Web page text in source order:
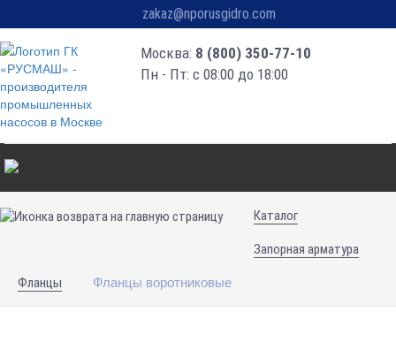
zakaz@nporusgidro.com
Москва: 8 (800) 350-77-10
Пн - Пт: с 08:00 до 18:00
Каталог
Запорная арматура
Фланцы Фланцы воротниковые